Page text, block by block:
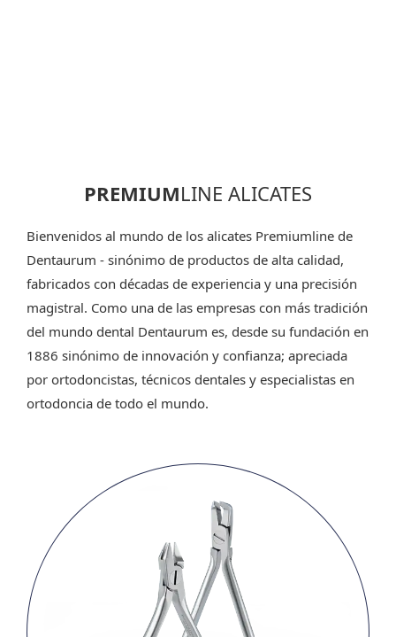
PREMIUMLINE ALICATES
Bienvenidos al mundo de los alicates Premiumline de
Dentaurum - sinónimo de productos de alta calidad,
fabricados con décadas de experiencia y una precisión
magistral. Como una de las empresas con más tradición
del mundo dental Dentaurum es, desde su fundación en
1886 sinónimo de innovación y confianza; apreciada
por ortodoncistas, técnicos dentales y especialistas en
ortodoncia de todo el mundo.